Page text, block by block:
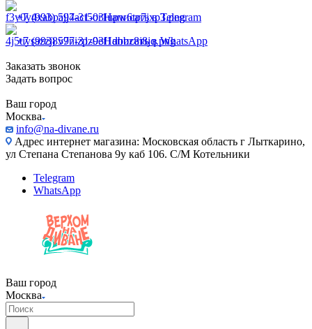
+7 (993) 597-31-03Написать в Telegram
+7 (993) 597-31-03Написать в WhatsApp
Заказать звонок
Задать вопрос
Ваш город
Москва
info@na-divane.ru
Адрес интернет магазина: Московская область г Лыткарино,
ул Степана Степанова 9у каб 106. С/М Котельники
Telegram
WhatsApp
Ваш город
Москва